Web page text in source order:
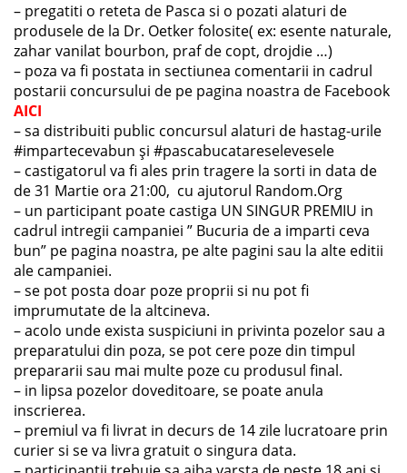
– pregatiti o reteta de Pasca si o pozati alaturi de
produsele de la Dr. Oetker folosite( ex: esente naturale,
zahar vanilat bourbon, praf de copt, drojdie …)
– poza va fi postata in sectiunea comentarii in cadrul
postarii concursului de pe pagina noastra de Facebook
AICI
– sa distribuiti public concursul alaturi de hastag-urile
#impartecevabun și #pascabucatareselevesele
– castigatorul va fi ales prin tragere la sorti in data de
de 31 Martie ora 21:00, cu ajutorul Random.Org
– un participant poate castiga UN SINGUR PREMIU in
cadrul intregii campaniei ” Bucuria de a imparti ceva
bun” pe pagina noastra, pe alte pagini sau la alte editii
ale campaniei.
– se pot posta doar poze proprii si nu pot fi
imprumutate de la altcineva.
– acolo unde exista suspiciuni in privinta pozelor sau a
preparatului din poza, se pot cere poze din timpul
prepararii sau mai multe poze cu produsul final.
– in lipsa pozelor doveditoare, se poate anula
inscrierea.
– premiul va fi livrat in decurs de 14 zile lucratoare prin
curier si se va livra gratuit o singura data.